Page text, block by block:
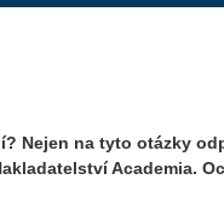
Nejen na tyto otázky
Academia.